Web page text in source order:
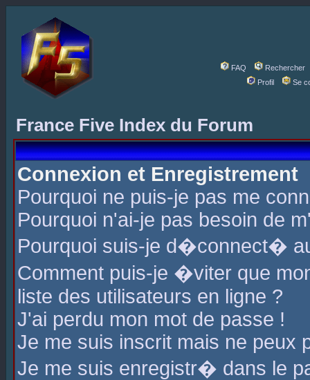
FAQ
Rechercher
Profil
Se
France Five Index du Forum
Connexion et Enregistrement
Pourquoi ne puis-je pas me
Pourquoi n'ai-je pas besoin de
Pourquoi suis-je d�connect�
Comment puis-je �viter que
liste des utilisateurs en ligne ?
J'ai perdu mon mot de passe !
Je me suis inscrit mais ne peux
Je me suis enregistr� dans le